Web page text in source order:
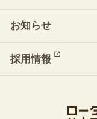
お知らせ
採用情報